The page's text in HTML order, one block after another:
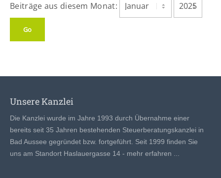
Beiträge aus diesem Monat:
Unsere Kanzlei
Die Kanzlei wurde im Jahre 1993 durch Übernahme einer
bereits seit 35 Jahren bestehenden Steuerberatungskanzlei in
Bad Aussee gegründet bzw. fortgeführt. Seit 1999 finden Sie
uns am Standort Haslauergasse 14 - mehr erfahren ...